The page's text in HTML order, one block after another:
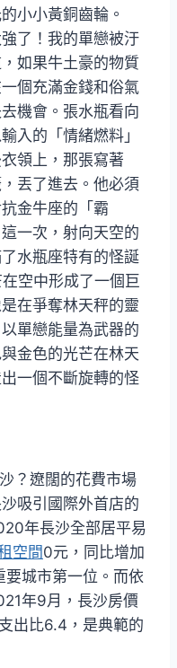
小小黃銅齒輪。
了！我的單戀被汙
如果牛土豪的物質
個充滿金錢和俗氣
機會。張水瓶看向
入的「情緒燃料」
領上，那張寫著
丟了進去。他必須
金牛座的「霸
一次，射向天空的
水瓶座特有的怪誕
空中形成了一個巨
在爭奪林天秤的靈
單戀能量為武器的
金色的光芒在林天
一個不斷旋轉的怪
？遼闊的花費市場
吸引國際外首店的
年長沙全部居平易
空間0元，同比增加
城市第一位。而依
年9月，長沙房價
出比6.4，是典範的